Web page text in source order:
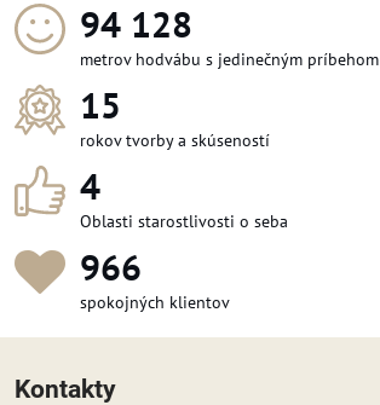
102 396
metrov hodvábu s jedinečným príbehom
15
rokov tvorby a skúseností
4
Oblasti starostlivosti o seba
1 057
spokojných klientov
Kontakty